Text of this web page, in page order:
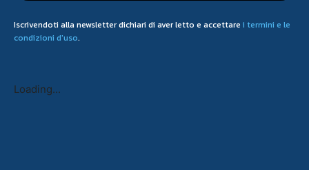
Iscrivendoti alla newsletter dichiari di aver letto e accettare i termini e le
condizioni d'uso.
Loading...